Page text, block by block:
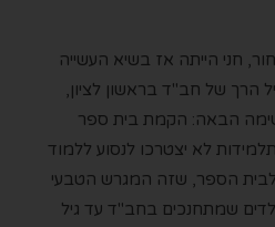
חני הייתה אז בשיא העשייה
הרך של חב"ד בראשון לציון,
הבאה: הקמת בית ספר
לא יצטרכו לנסוע ללמוד
לבית הספר, שזה המגרש הטבעי
שמתחנכים בחב"ד עד גיל